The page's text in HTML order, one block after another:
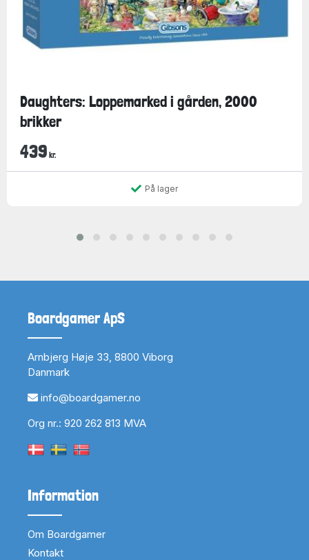
Daughters: Loppemarked i gården, 2000
brikker
439 kr.
På lager
Boardgamer ApS
Arnbjerg Høje 33, 8800 Viborg
Danmark
info@boardgamer.no
Org nr.: 920 262 813 MVA
Information
Om Boardgamer
Kontakt